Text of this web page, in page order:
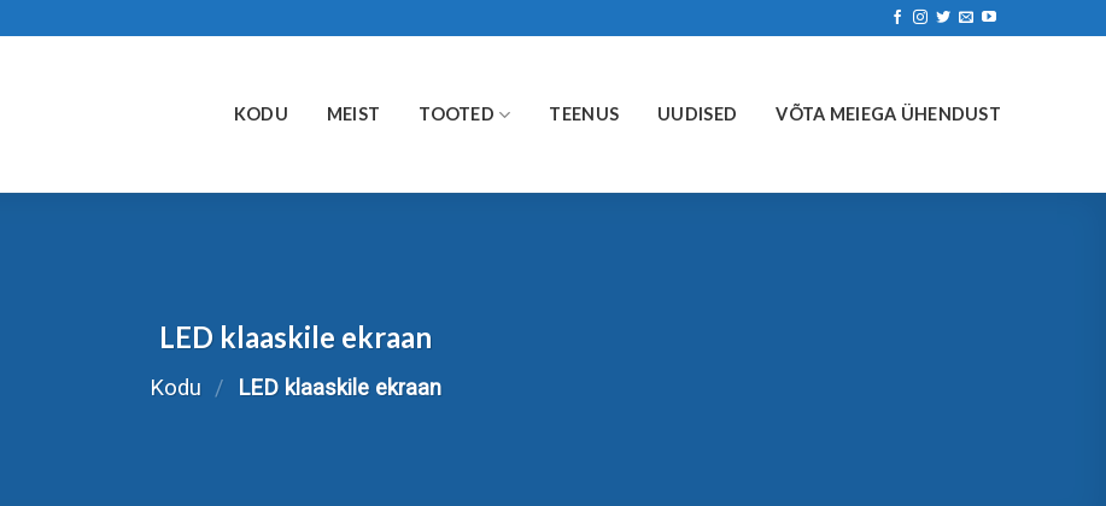
KODU MEIST TOOTED TEENUS UUDISED VÕTA MEIEGA ÜHENDUST
LED klaaskile ekraan
Kodu / LED klaaskile ekraan